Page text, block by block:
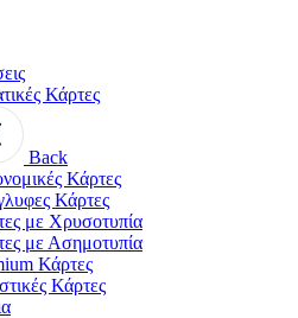
Κάρτες
Back
Κάρτες
Κάρτες
με Χρυσοτυπία
με Ασημοτυπία
Κάρτες
Κάρτες